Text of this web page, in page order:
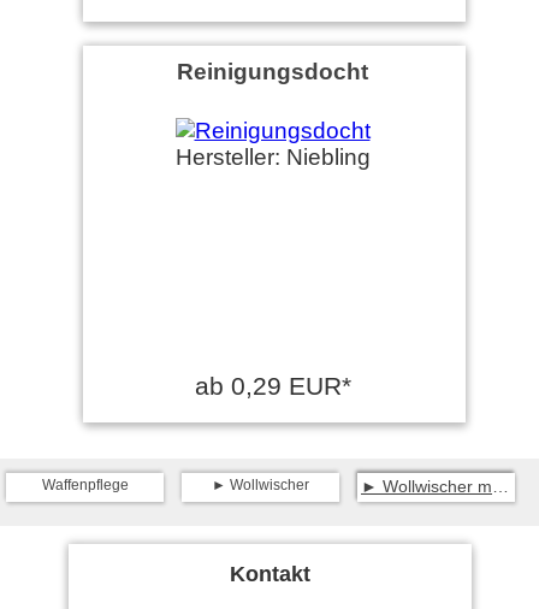
Reinigungsdocht
Hersteller: Niebling
ab 0,29 EUR*
Waffenpflege Wollwischer Wollwischer mit 1/8" Innengewinde
Kontakt